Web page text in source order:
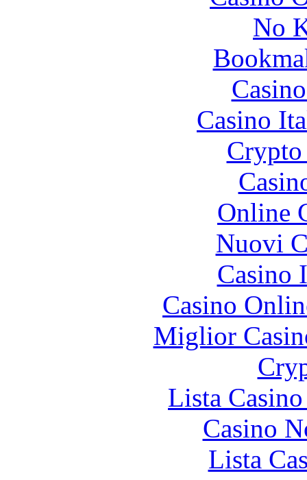
No
Casino
Online
Nuovi
Casino
Casino
Miglior
Lista
Casino
Lista